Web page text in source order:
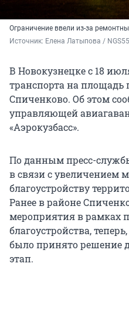
Ограничение ввели из-за
Источник: Елена Латыпова /
В Новокузнецке с 18
транспорта на площадь
Спиченково. Об этом
управляющей
«Аэрокузбасс».
По данным пресс-
в связи с увеличением
благоустройству
Ранее в районе
мероприятия в рамках
благоустройства,
было принято решение
этап.